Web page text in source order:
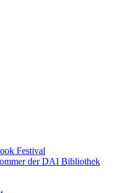
Festival
der DAI Bibliothek